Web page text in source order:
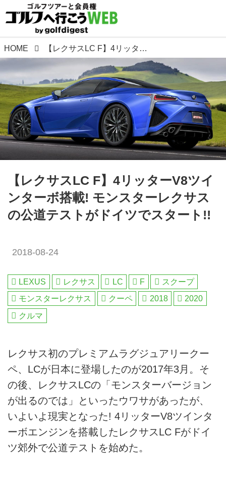
HOME 【レクサスLC F】4リッターV8ツインターボ搭載! モンスターレクサスの公道テストがドイツでスタート!!
【レクサスLC F】4リッターV8ツイ
ンターボ搭載! モンスターレクサス
の公道テストがドイツでスタート!!
2018-08-24
LEXUS レクサス LC F
スクープ
モンスターレクサス
クーペ 2018
2020
クルマ
レクサス初のプレミアムラグジュアリークー
ペ、LCが日本に登場したのが2017年3月。そ
の後、レクサスLCの「モンスターバージョン
が出るのでは」といったウワサがあったが、
いよいよ現実となった! 4リッターV8ツインタ
ーボエンジンを搭載したレクサスLC Fがドイ
ツ郊外で公道テストを始めた。